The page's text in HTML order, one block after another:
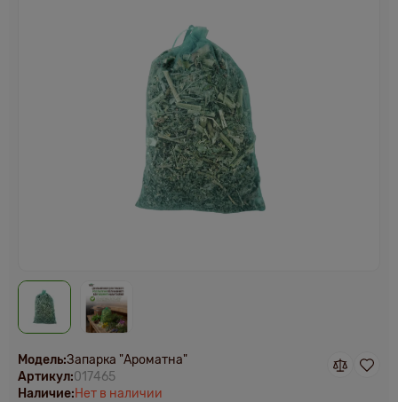
Модель:Запарка "Ароматна"
Артикул:017465
Наличие:Нет в наличии